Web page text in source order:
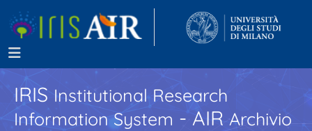
IRISInstitutional Research
Information System - AIR Archivio